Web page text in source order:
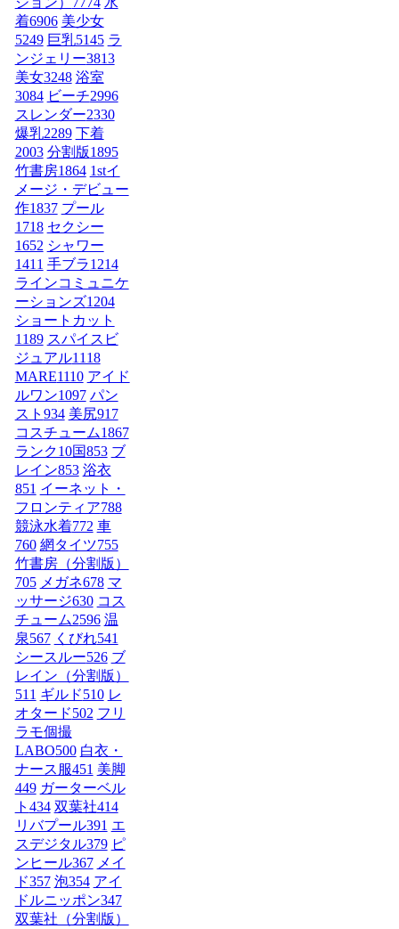
着6906 美少女
5249 巨乳5145 ラ
ンジェリー3813
美女3248 浴室
3084 ビーチ2996
スレンダー2330
爆乳2289 下着
2003 分割版1895
竹書房1864 1stイ
メージ・デビュー
作1837 プール
1718 セクシー
1652 シャワー
1411 手ブラ1214
ラインコミュニケ
ーションズ1204
ショートカット
1189 スパイスビ
ジュアル1118
MARE1110 アイド
ルワン1097 パン
スト 934 美尻917
コスチューム1867
ランク10国853 ブ
レイン853 浴衣
851 イーネット・
フロンティア788
競泳水着772 車
760 網タイツ755
竹書房（分割版）
705 メガネ678 マ
ッサージ630 コス
チューム2596 温
泉567 くびれ541
シースルー526 ブ
レイン（分割版）
511 ギルド510 レ
オタード502 フリ
ラモ個撮
LABO500 白衣・
ナース服451 美脚
449 ガーターベル
ト 434 双葉社414
リバプール391 エ
スデジタル379 ピ
ンヒール367 メイ
ド357 泡354 アイ
ドルニッポン347
双葉社（分割版）